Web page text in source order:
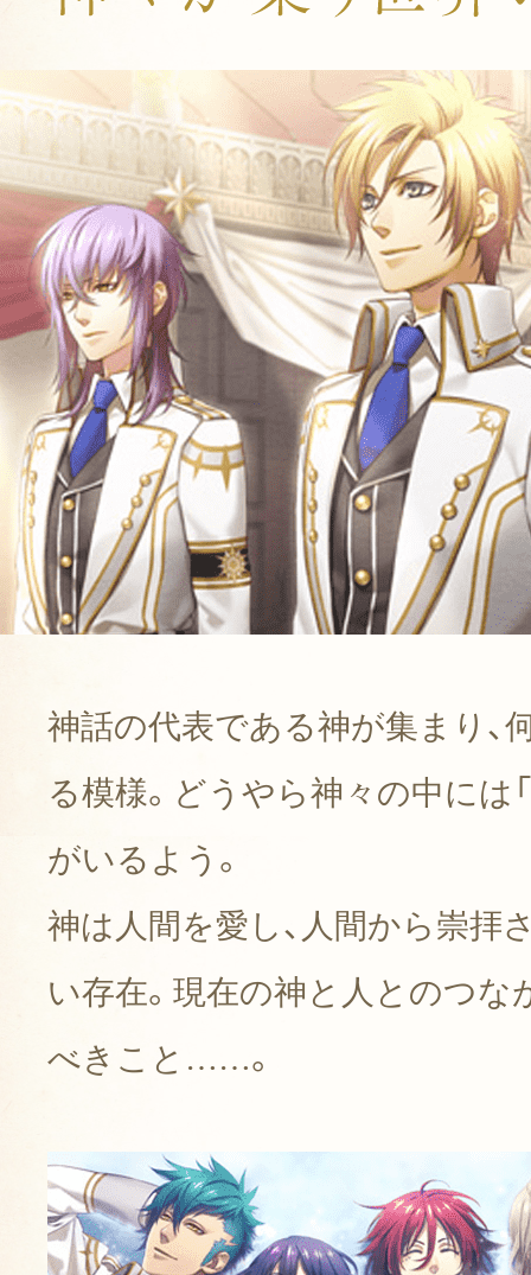
神話の代表である神が集まり、
る模様。 どうやら神々の中には
がいるよう。
神は人間を愛し、人間から崇拝
い存在。現在の神と人とのつな
べきこと……。
高校生活最後の春休みを迎えた
ふと入った実家の蔵の中で、『
剣を見つける。
それを手にした途端、まばゆい
気づいた時には見知らぬ場所に
そこは、ギリシャ神話の神・ゼ
『神々の学園』。
人間の代表として召喚された主
そこに生徒として集められた、
命じられる。